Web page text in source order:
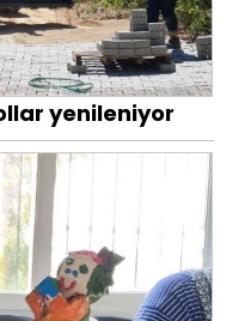
yenileniyor